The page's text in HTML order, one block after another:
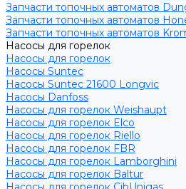
Запчасти топочных автоматов
Запчасти топочных автоматов
Запчасти топочных автоматов
Насосы для горелок
Насосы для горелок
Насосы Suntec
Насосы Suntec 21600 Longvic
Насосы Danfoss
Насосы для горелок Weishaupt
Насосы для горелок Elco
Насосы для горелок Riello
Насосы для горелок FBR
Насосы для горелок Lamborghini
Насосы для горелок Baltur